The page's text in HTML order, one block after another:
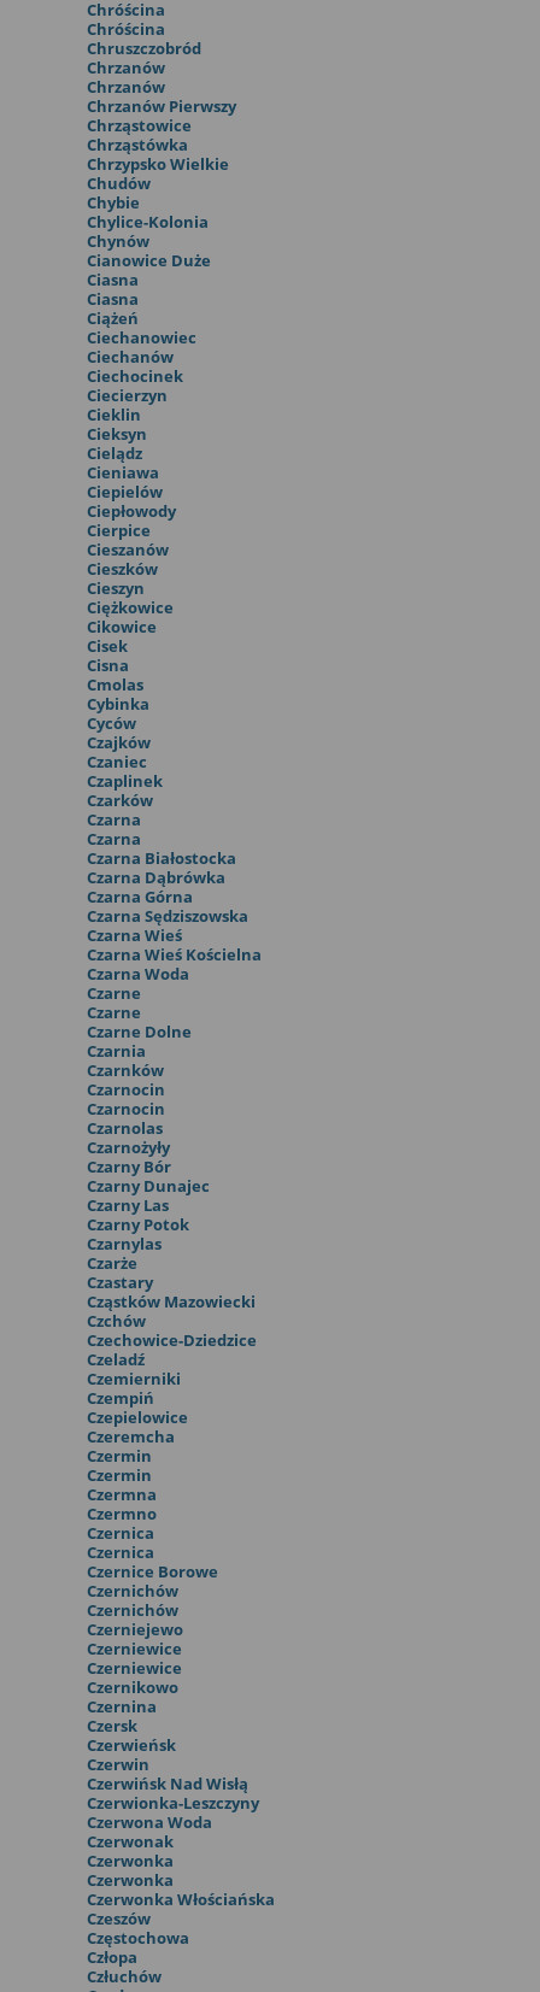
Chróścina
Chróścina
Chruszczobród
Chrzanów
Chrzanów
Chrzanów Pierwszy
Chrząstowice
Chrząstówka
Chrzypsko Wielkie
Chudów
Chybie
Chylice-Kolonia
Chynów
Cianowice Duże
Ciasna
Ciasna
Ciążeń
Ciechanowiec
Ciechanów
Ciechocinek
Ciecierzyn
Cieklin
Cieksyn
Cielądz
Cieniawa
Ciepielów
Ciepłowody
Cierpice
Cieszanów
Cieszków
Cieszyn
Ciężkowice
Cikowice
Cisek
Cisna
Cmolas
Cybinka
Cyców
Czajków
Czaniec
Czaplinek
Czarków
Czarna
Czarna
Czarna Białostocka
Czarna Dąbrówka
Czarna Górna
Czarna Sędziszowska
Czarna Wieś
Czarna Wieś Kościelna
Czarna Woda
Czarne
Czarne
Czarne Dolne
Czarnia
Czarnków
Czarnocin
Czarnocin
Czarnolas
Czarnożyły
Czarny Bór
Czarny Dunajec
Czarny Las
Czarny Potok
Czarnylas
Czarże
Czastary
Cząstków Mazowiecki
Czchów
Czechowice-Dziedzice
Czeladź
Czemierniki
Czempiń
Czepielowice
Czeremcha
Czermin
Czermin
Czermna
Czermno
Czernica
Czernica
Czernice Borowe
Czernichów
Czernichów
Czerniejewo
Czerniewice
Czerniewice
Czernikowo
Czernina
Czersk
Czerwieńsk
Czerwin
Czerwińsk Nad Wisłą
Czerwionka-Leszczyny
Czerwona Woda
Czerwonak
Czerwonka
Czerwonka
Czerwonka Włościańska
Czeszów
Częstochowa
Człopa
Człuchów